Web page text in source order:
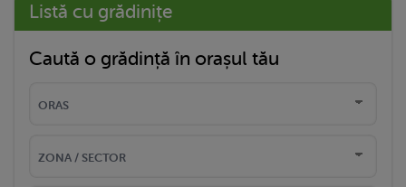
Listă cu grădinițe
Caută o grădință în orașul tău